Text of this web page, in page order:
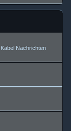
Kabel Nachrichten